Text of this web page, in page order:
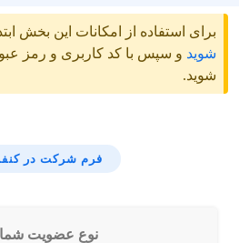
برای استفاده از امکانات این بخش
شوید و سپس با کد کاربری و رمز
شوید.
فرم شرکت در
نوع عضویت